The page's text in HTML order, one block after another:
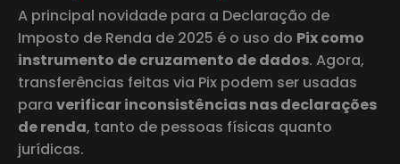
A principal novidade para a Declaração de
Imposto de Renda de 2025 é o uso do Pix como
instrumento de cruzamento de dados. Agora,
transferências feitas via Pix podem ser usadas
para verificar inconsistências nas declarações
de renda, tanto de pessoas físicas quanto
jurídicas.